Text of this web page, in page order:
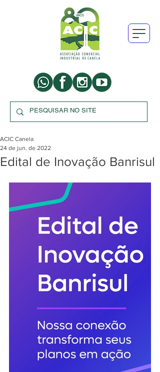
Edital de Inovação Banrisul
ACIC Canela
24 de jun. de 2022